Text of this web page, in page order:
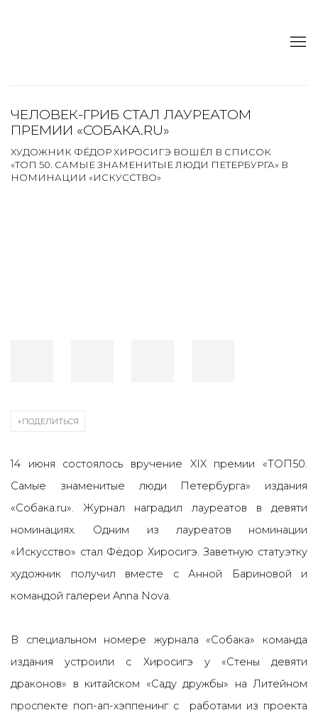
ЧЕЛОВЕК-ГРИБ СТАЛ ЛАУРЕАТОМ
ПРЕМИИ «СОБАКА.RU»
ХУДОЖНИК ФЁДОР ХИРОСИГЭ ВОШЁЛ В СПИСОК
«ТОП 50. САМЫЕ ЗНАМЕНИТЫЕ ЛЮДИ ПЕТЕРБУРГА» В
НОМИНАЦИИ «ИСКУССТВО»
ПОДЕЛИТЬСЯ
14 июня состоялось вручение XIX премии «ТОП50.
Самые знаменитые люди Петербурга» издания
«Собака.ru». Журнал наградил лауреатов в девяти
номинациях. Одним из лауреатов номинации
«Искусство» стал Фёдор Хиросигэ. Заветную статуэтку
художник получил вместе с Анной Бариновой и
командой галереи Anna Nova.
В специальном номере журнала «Собака» команда
издания устроили с Хиросигэ у «Стены девяти
драконов» в китайском «Саду дружбы» на Литейном
проспекте поп-ап-хэппенинг с работами из проекта